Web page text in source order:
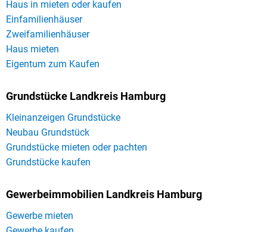
Haus in mieten oder kaufen
Einfamilienhäuser
Zweifamilienhäuser
Haus mieten
Eigentum zum Kaufen
Grundstücke Landkreis Hamburg
Kleinanzeigen Grundstücke
Neubau Grundstück
Grundstücke mieten oder pachten
Grundstücke kaufen
Gewerbeimmobilien Landkreis Hamburg
Gewerbe mieten